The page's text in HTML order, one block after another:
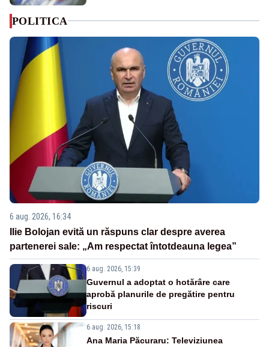
POLITICA
6 aug. 2026, 16:34
Ilie Bolojan evită un răspuns clar despre averea
partenerei sale: „Am respectat întotdeauna legea”
6 aug. 2026, 15:39
Guvernul a adoptat o hotărâre care
aprobă planurile de pregătire pentru
riscuri
6 aug. 2026, 15:18
Ana Maria Păcuraru: Televiziunea